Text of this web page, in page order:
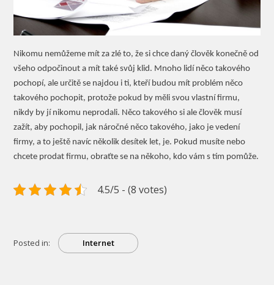
Nikomu nemůžeme mít za zlé to, že si chce daný člověk konečně od
všeho odpočinout a mít také svůj klid. Mnoho lidí něco takového
pochopí, ale určitě se najdou i ti, kteří budou mít problém něco
takového pochopit, protože pokud by měli svou vlastní firmu,
nikdy by jí nikomu neprodali. Něco takového si ale člověk musí
zažít, aby pochopil, jak náročné něco takového, jako je vedení
firmy, a to ještě navíc několik desítek let, je. Pokud musíte nebo
chcete prodat firmu, obraťte se na někoho, kdo vám s tím pomůže.
4.5/5 - (8 votes)
Posted in: Internet